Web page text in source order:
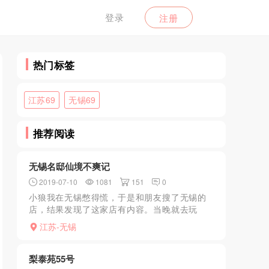
登录 注册
热门标签
江苏69 无锡69
推荐阅读
无锡名邸仙境不爽记
2019-07-10 1081 151 0
小狼我在无锡憋得慌，于是和朋友搜了无锡的
店，结果发现了这家店有内容。当晚就去玩
了，预约很顺利，客服大厅服务的小姐姐也很
漂亮，当时我在想要是把这个接待我的小姐姐
江苏-无锡
梨泰苑55号